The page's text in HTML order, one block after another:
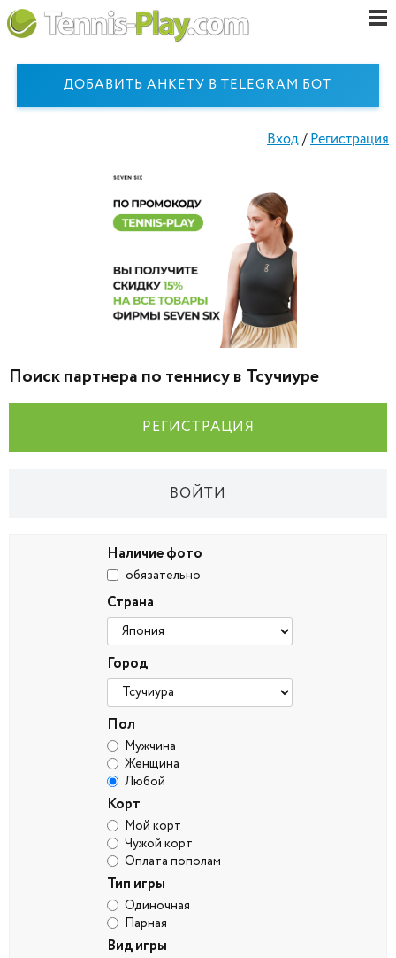
ДОБАВИТЬ АНКЕТУ В TELEGRAM БОТ
Вход/Регистрация
Поиск партнера по теннису в Тсучиуре
РЕГИСТРАЦИЯ
ВОЙТИ
Наличие фото
обязательно
Страна
Город
Пол
Мужчина
Женщина
Любой
Корт
Мой корт
Чужой корт
Оплата пополам
Тип игры
Одиночная
Парная
Вид игры